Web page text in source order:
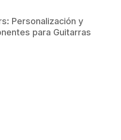
Personalización y
para Guitarras